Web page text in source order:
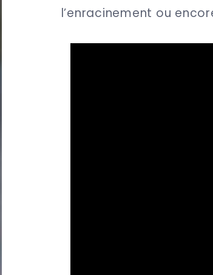
l’enracinement ou